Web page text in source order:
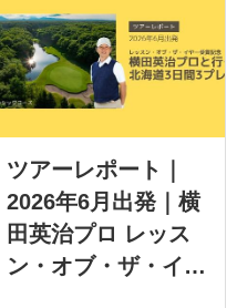
ツアーレポート｜
2026年6月出発｜横
田英治プロ レッス
ン・オブ・ザ・イヤ